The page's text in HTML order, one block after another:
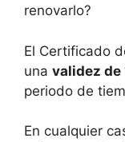
renovarlo?
El Certificado
una validez de
periodo de
En cualquier